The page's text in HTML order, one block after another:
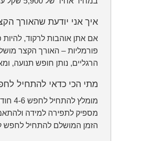
איך אני יודעת שהאורך
אם אתן אוהבות לרקוד, להיות
פורמליות – האורך הקצר
הרגליים, נותן חופש תנועה,
מתי הכי כדאי להתחיל
הזמן המושלם להתחיל לחפש